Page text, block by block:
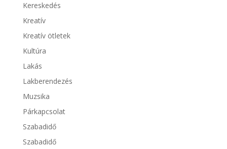
Kereskedés
Kreatív
Kreatív ötletek
Kultúra
Lakás
Lakberendezés
Muzsika
Párkapcsolat
Szabadidő
Szabadidő